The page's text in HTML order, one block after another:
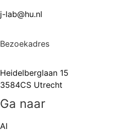
j-lab@hu.nl
Bezoekadres
Heidelberglaan 15
3584CS Utrecht
Ga naar
AI